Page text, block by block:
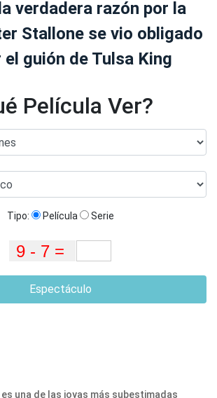
verdadera razón por la
Stallone se vio obligado
guión de Tulsa King
Película Ver?
Tipo: Película Serie
Espectáculo
una de las joyas más subestimadas